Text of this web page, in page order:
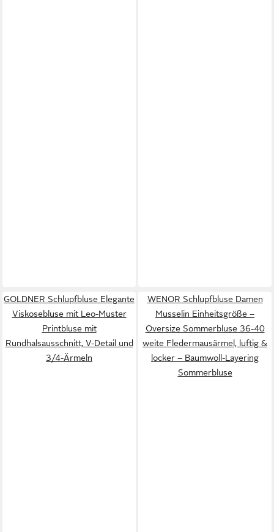
GOLDNER Schlupfbluse Elegante
Viskosebluse mit Leo-Muster
Printbluse mit
Rundhalsausschnitt, V-Detail und
3/4-Ärmeln
WENOR Schlupfbluse Damen
Musselin Einheitsgröße –
Oversize Sommerbluse 36-40
weite Fledermausärmel, luftig &
locker – Baumwoll-Layering
Sommerbluse